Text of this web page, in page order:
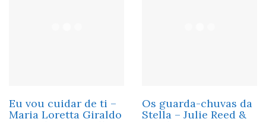
Eu vou cuidar de ti –
Maria Loretta Giraldo
Os guarda-chuvas da
Stella – Julie Reed &